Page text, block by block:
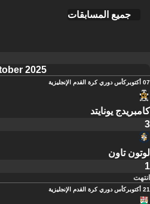
جميع المسابقات
2025
07 أكتوبر كأس دوري كرة القدم الإنجليزية
كامبريدج يونايتد
3
لوتون تاون
1
انتهت
21 أكتوبر كأس دوري كرة القدم الإنجليزية